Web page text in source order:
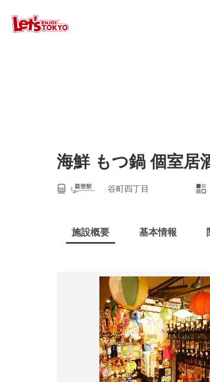
海鮮 もつ鍋 個室居
谷町四丁目
施設概要 基本情報